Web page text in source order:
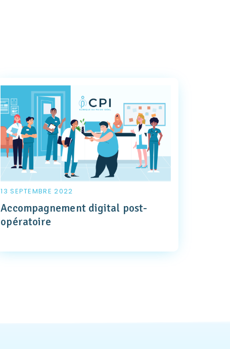
13 SEPTEMBRE 2022
Accompagnement digital post-
opératoire